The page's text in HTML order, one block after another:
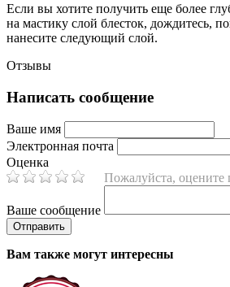
Если вы хотите получить еще более
на мастику слой блесток, дождитесь,
нанесите следующий слой.
Отзывы
Написать сообщение
Ваше имя
Электронная почта
Оценка
Пожалуйста, оцените
Ваше сообщение
Вам также могут интересны